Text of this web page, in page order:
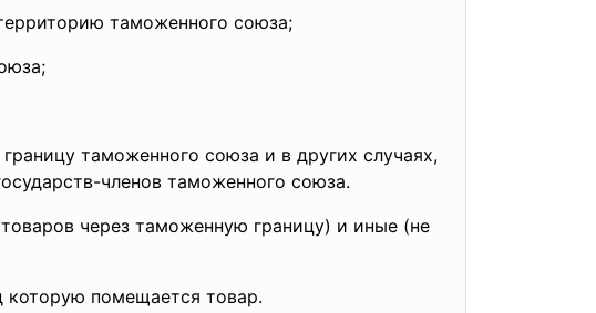
таможенного союза;
таможенного союза и в других случаях,
членов таможенного союза.
через таможенную границу) и иные (не
которую помещается товар.